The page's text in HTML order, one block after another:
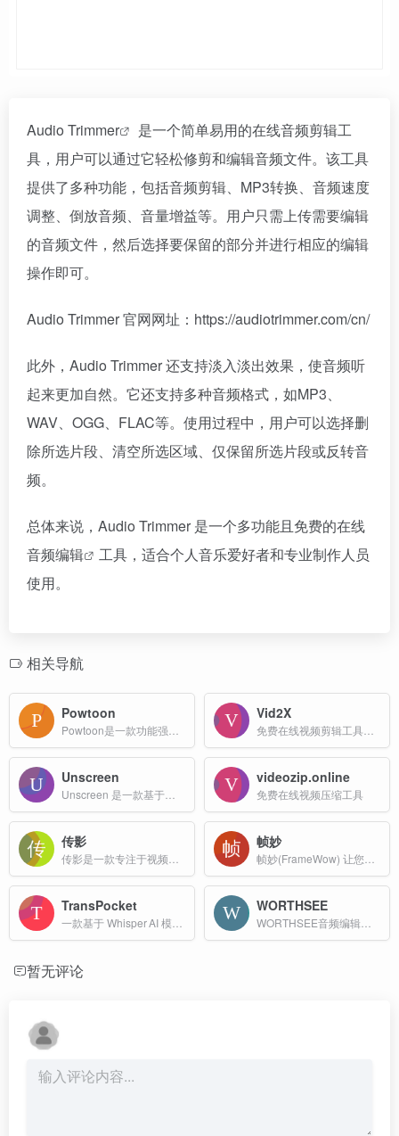
Audio Trimmer
是一个简单易用的在线音频剪辑工
具，用户可以通过它轻松修剪和编辑音频文件。该工具
提供了多种功能，包括音频剪辑、MP3转换、音频速度
调整、倒放音频、音量增益等。用户只需上传需要编辑
的音频文件，然后选择要保留的部分并进行相应的编辑
操作即可。
Audio Trimmer 官网网址：https://audiotrimmer.com/cn/
此外，Audio Trimmer 还支持淡入淡出效果，使音频听
起来更加自然。它还支持多种音频格式，如MP3、
WAV、OGG、FLAC等。使用过程中，用户可以选择删
除所选片段、清空所选区域、仅保留所选片段或反转音
频。
总体来说，Audio Trimmer 是一个多功能且免费的在线
音频编辑
工具，适合个人音乐爱好者和专业制作人员
使用。
相关导航
Powtoon Vid2X
Unscreen videozip.online
免费在线视频压缩工具
传影 帧妙
TransPocket WORTHSEE
暂无评论